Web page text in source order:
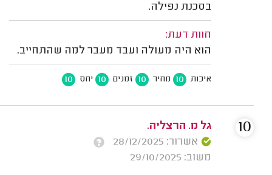
בסכנת נפילה.
חוות דעת:
הוא היה מעולה ועבד מעבר למה שהתחייב.
איכות 10 מחיר 10 זמנים 10 יחס 10
גל מ. הרצליה.
אשרור: 28/12/2025
משוב: 29/10/2025
10